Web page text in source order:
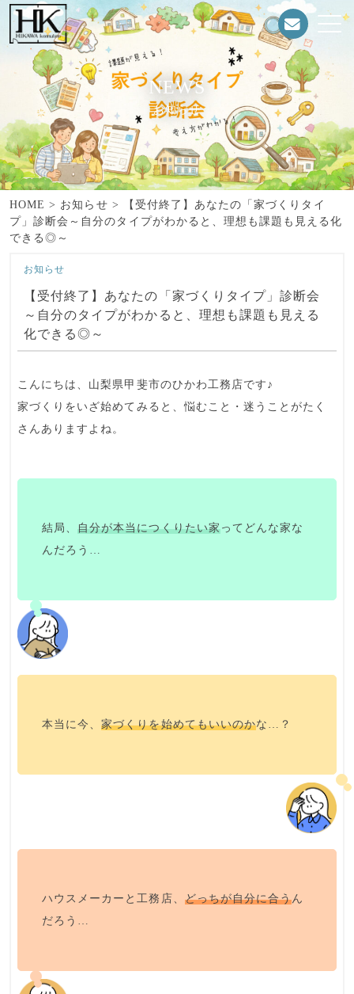
NEWS
お知らせ
HOME > お知らせ >
【受付終了】あなたの「家づくりタイ
プ」診断会～自分のタイプがわかると、理想も課題も見える化
できる◎～
【受付終了】あなたの「家づくりタイプ」診断会
～自分のタイプがわかると、理想も課題も見える
化できる◎～
お知らせ
こんにちは、山梨県甲斐市のひかわ工務店です♪
家づくりをいざ始めてみると、悩むこと ・ 迷うことがたく
さんありますよね。
結局、自分が本当につくりたい家ってどんな家な
んだろう…
本当に今、家づくりを始めてもいいのかな…？
ハウスメーカーと工務店、 どっちが自分に合うん
だろう…